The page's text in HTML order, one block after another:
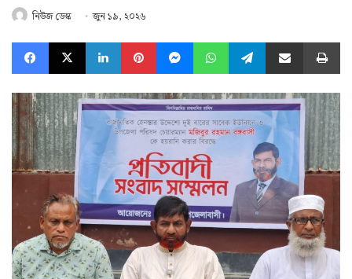
নিউজ ডেস্ক জুন ১৯, ২০২৬
Facebook
X LinkedInPinterestMessengerWhatsAppTelegramShare via Email